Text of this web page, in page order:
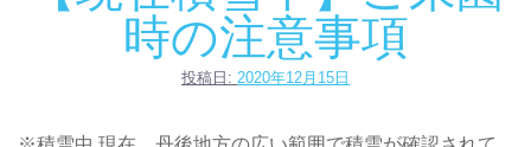
時の注意事項
投稿日: 2020年12月15日